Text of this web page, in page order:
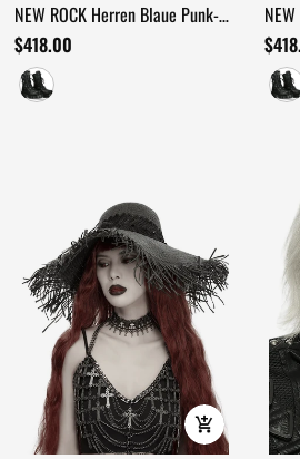
NEW ROCK Herren Blaue Punk-
Plateau-Stiefel mit Spikes-
Hardware
$418.00
mit